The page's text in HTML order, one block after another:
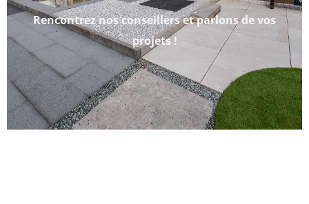
Rencontrez nos conseillers et parlons de vos
projets !